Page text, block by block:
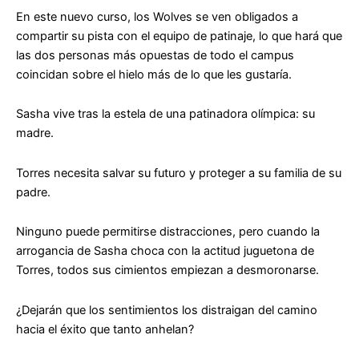
En este nuevo curso, los Wolves se ven obligados a
compartir su pista con el equipo de patinaje, lo que hará que
las dos personas más opuestas de todo el campus
coincidan sobre el hielo más de lo que les gustaría.
Sasha vive tras la estela de una patinadora olímpica: su
madre.
Torres necesita salvar su futuro y proteger a su familia de su
padre.
Ninguno puede permitirse distracciones, pero cuando la
arrogancia de Sasha choca con la actitud juguetona de
Torres, todos sus cimientos empiezan a desmoronarse.
¿Dejarán que los sentimientos los distraigan del camino
hacia el éxito que tanto anhelan?